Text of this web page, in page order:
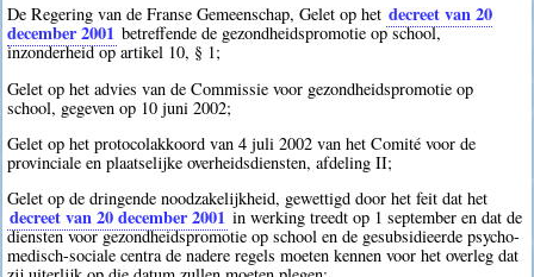
De Regering van de Franse Gemeenschap, Gelet op het decreet van 20
december 2001 betreffende de gezondheidspromotie op school,
inzonderheid op artikel 10, § 1;
Gelet op het advies van de Commissie voor gezondheidspromotie op
school, gegeven op 10 juni 2002;
Gelet op het protocolakkoord van 4 juli 2002 van het Comité voor de
provinciale en plaatselijke overheidsdiensten, afdeling II;
Gelet op de dringende noodzakelijkheid, gewettigd door het feit dat het
decreet van 20 december 2001 in werking treedt op 1 september en dat de
diensten voor gezondheidspromotie op school en de gesubsidieerde psycho-
medisch-sociale centra de nadere regels moeten kennen voor het overleg dat